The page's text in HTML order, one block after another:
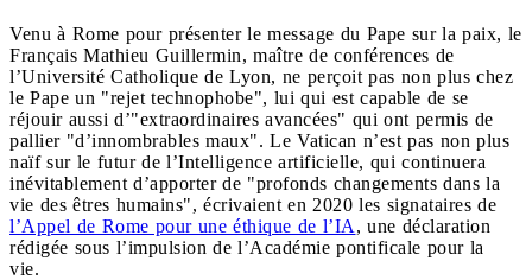
Venu à Rome pour présenter le message du Pape sur la paix, le
Français Mathieu Guillermin, maître de conférences de
l’Université Catholique de Lyon, ne perçoit pas non plus chez
le Pape un "rejet technophobe", lui qui est capable de se
réjouir aussi d’"extraordinaires avancées" qui ont permis de
pallier "d’innombrables maux". Le Vatican n’est pas non plus
naïf sur le futur de l’Intelligence artificielle, qui continuera
inévitablement d’apporter de "profonds changements dans la
vie des êtres humains", écrivaient en 2020 les signataires de
l’Appel de Rome pour une éthique de l’IA , une déclaration
rédigée sous l’impulsion de l’Académie pontificale pour la
vie.